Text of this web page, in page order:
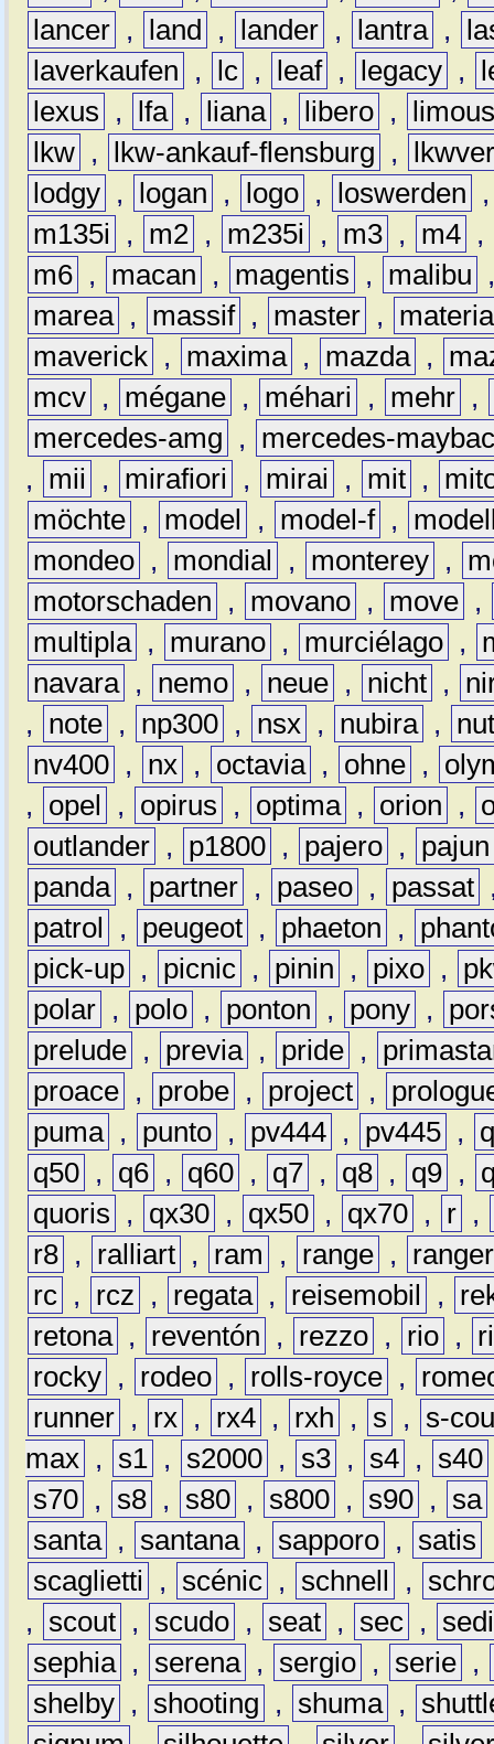
lancer , land , lander , lantra ,
laverkaufen
, lc , leaf , legacy ,
lexus
, lfa , liana , libero ,
lkw , lkw-ankauf-flensburg ,
lodgy , logan , logo , loswerden
m135i
, m2 , m235i , m3 , m4 ,
m6 , macan , magentis , malibu
marea , massif , master ,
materia
maverick , maxima , mazda ,
mcv , mégane , méhari , mehr ,
mercedes-amg
,
mercedes-
,
mii , mirafiori , mirai , mit ,
möchte , model , model-f ,
mondeo , mondial , monterey ,
motorschaden
, movano , move ,
multipla , murano , murciélago ,
navara , nemo , neue , nicht ,
,
note , np300 , nsx , nubira ,
nv400 , nx , octavia , ohne ,
,
opel , opirus , optima , orion ,
outlander , p1800 , pajero ,
pajun
panda , partner , paseo , passat
patrol
, peugeot , phaeton ,
pick-up , picnic , pinin , pixo ,
polar , polo , ponton , pony ,
prelude , previa , pride ,
proace , probe , project ,
puma , punto , pv444 , pv445 ,
q50 , q6 , q60 , q7 , q8 , q9 ,
quoris
, qx30 , qx50 , qx70 , r ,
r8 , ralliart , ram , range ,
ranger
rc , rcz , regata , reisemobil ,
retona , reventón , rezzo , rio ,
rocky , rodeo , rolls-royce ,
runner , rx , rx4 , rxh , s ,
s-
max , s1 , s2000 , s3 , s4 , s40
s70 , s8 , s80 , s800 , s90 , sa
santa , santana , sapporo , satis
scaglietti
, scénic , schnell ,
,
scout , scudo , seat , sec ,
sephia , serena , sergio , serie ,
shelby , shooting , shuma ,